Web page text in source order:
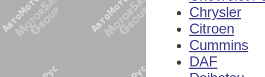
Chrysler
Citroen
Cummins
DAF